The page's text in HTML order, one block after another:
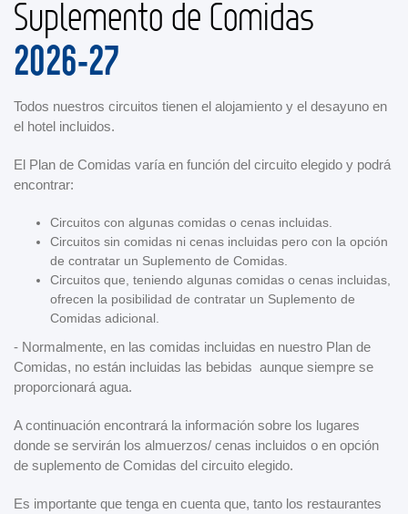
Suplemento de Comidas
2026-27
Todos nuestros circuitos tienen el alojamiento y el desayuno en
el hotel incluidos.
El Plan de Comidas varía en función del circuito elegido y podrá
encontrar:
Circuitos con algunas comidas o cenas incluidas.
Circuitos sin comidas ni cenas incluidas pero con la opción
de contratar un Suplemento de Comidas.
Circuitos que, teniendo algunas comidas o cenas incluidas,
ofrecen la posibilidad de contratar un Suplemento de
Comidas adicional.
- Normalmente, en las comidas incluidas en nuestro Plan de
Comidas, no están incluidas las bebidas aunque siempre se
proporcionará agua.
A continuación encontrará la información sobre los lugares
donde se servirán los almuerzos/ cenas incluidos o en opción
de suplemento de Comidas del circuito elegido.
Es importante que tenga en cuenta que, tanto los restaurantes